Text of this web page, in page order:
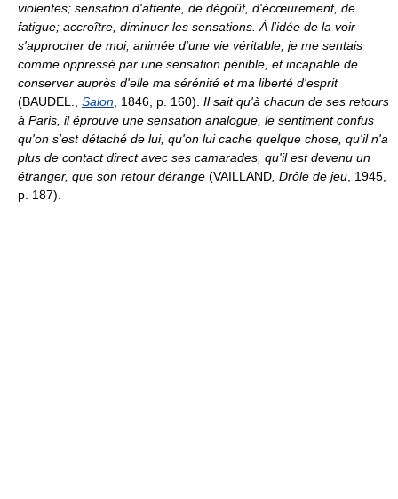
violentes; sensation d'attente, de dégoût, d'écœurement, de
fatigue; accroître, diminuer les sensations.À l'idée de la voir
s'approcher de moi, animée d'une vie véritable, je me sentais
comme oppressé par une sensation pénible, et incapable de
conserver auprès d'elle ma sérénité et ma liberté d'esprit
(BAUDEL., Salon, 1846, p. 160). Il sait qu'à chacun de ses retours
à Paris, il éprouve une sensation analogue, le sentiment confus
qu'on s'est détaché de lui, qu'on lui cache quelque chose, qu'il n'a
plus de contact direct avec ses camarades, qu'il est devenu un
étranger, que son retour dérange (VAILLAND, Drôle de jeu, 1945,
p. 187).